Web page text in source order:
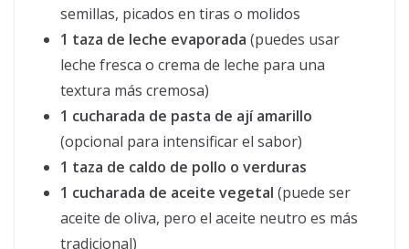
semillas, picados en tiras o molidos
1 taza de leche evaporada (puedes usar
leche fresca o crema de leche para una
textura más cremosa)
1 cucharada de pasta de ají amarillo
(opcional para intensificar el sabor)
1 taza de caldo de pollo o verduras
1 cucharada de aceite vegetal (puede ser
aceite de oliva, pero el aceite neutro es más
tradicional)